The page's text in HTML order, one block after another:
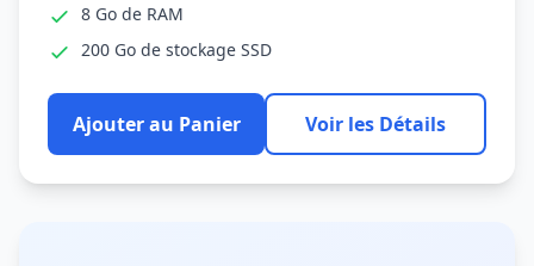
8 Go de RAM
200 Go de stockage SSD
Ajouter au Panier Voir les Détails